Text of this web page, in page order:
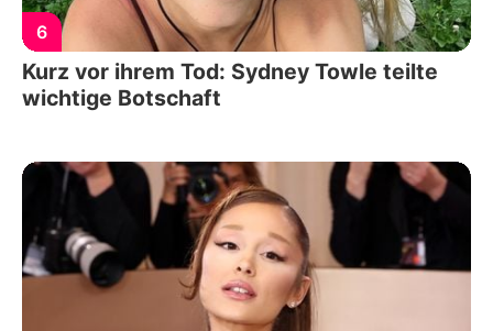
6
Kurz vor ihrem Tod: Sydney Towle teilte
wichtige Botschaft